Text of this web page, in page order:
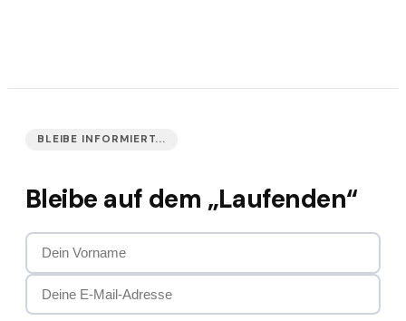
BLEIBE INFORMIERT...
Bleibe auf dem „Laufenden“